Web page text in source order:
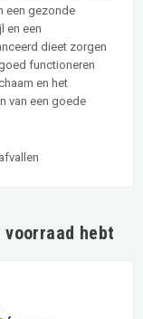
een gezonde
en een
dieet zorgen
functioneren
en het
van een goede
hebt